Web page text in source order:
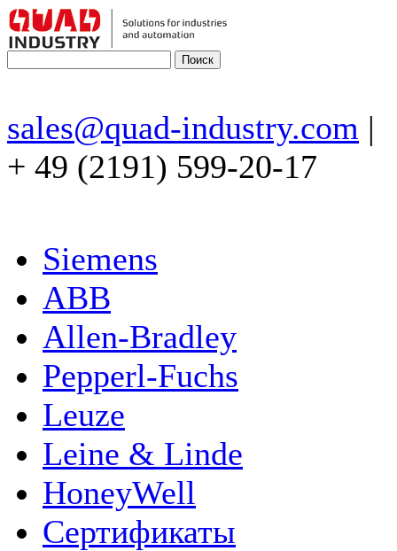
sales@quad-industry.com |
+ 49 (2191) 599-20-17
Siemens
ABB
Allen-Bradley
Pepperl-Fuchs
Leuze
Leine & Linde
HoneyWell
Сертификаты